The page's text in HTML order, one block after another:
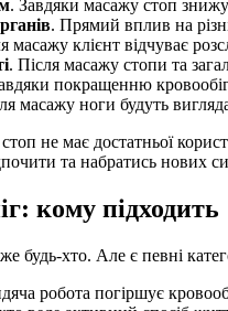
. Завдяки масажу стоп
. Прямий вплив на
масажу клієнт відчуває
. Після масажу стопи та
покращенню
масажу ноги будуть
не має достатньої
та набратись нових
кому підходить
будь-хто. Але є певні
робота погіршує